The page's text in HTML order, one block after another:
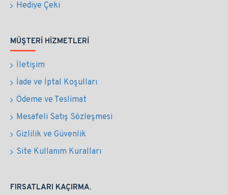
Hediye Çeki
MÜŞTERI HIZMETLERI
İletişim
İade ve İptal Koşulları
Ödeme ve Teslimat
Mesafeli Satış Sözleşmesi
Gizlilik ve Güvenlik
Site Kullanım Kuralları
FIRSATLARI KAÇIRMA.